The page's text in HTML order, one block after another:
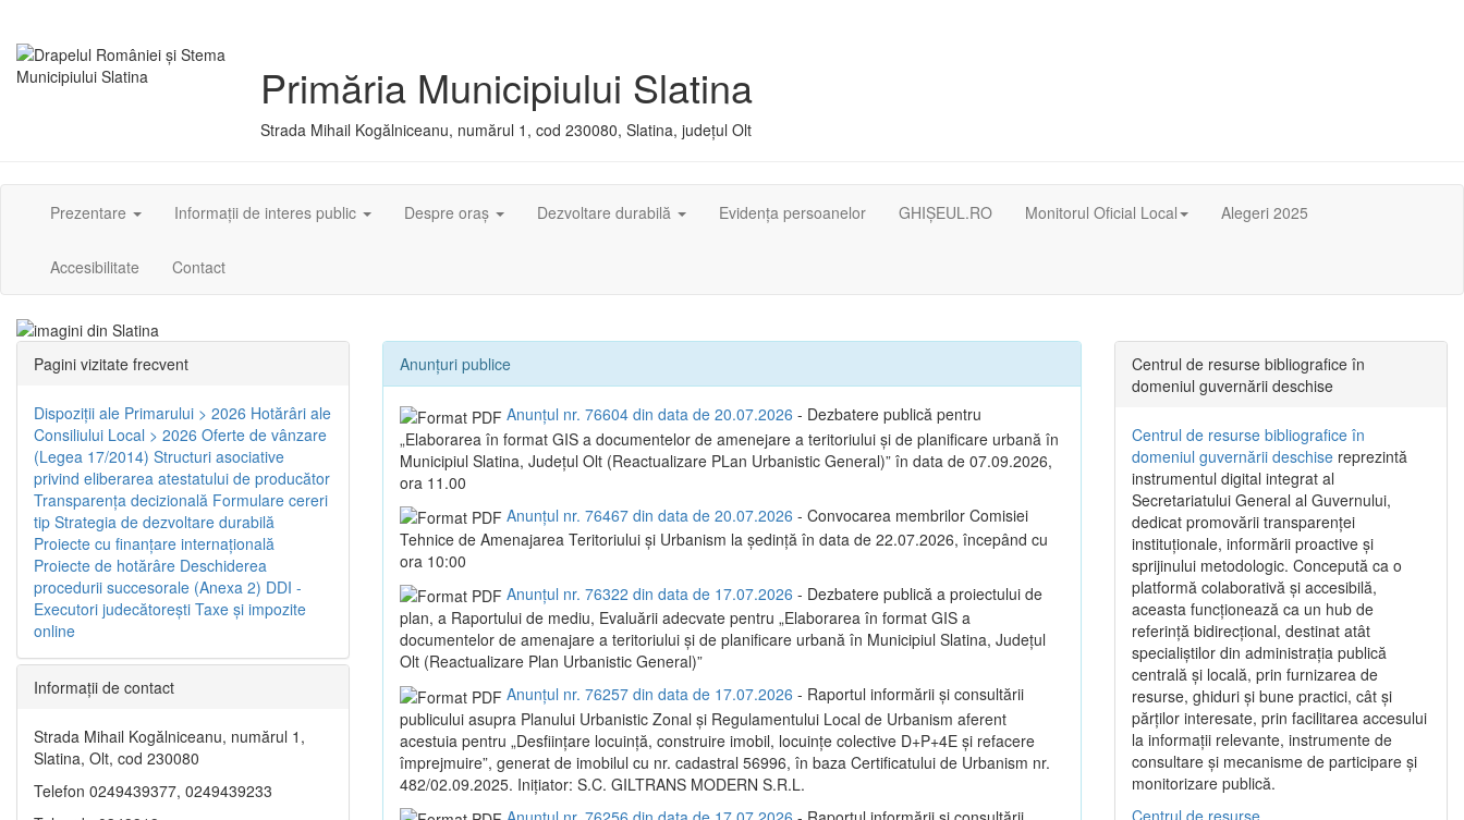
Primăria Municipiului Slatina
Strada Mihail Kogălniceanu, numărul 1, cod 230080, Slatina, județul Olt
Prezentare Informații de interes public Despre oraș Dezvoltare durabilă Evidența persoanelor GHIȘEUL.RO Monitorul Oficial Local Alegeri 2025
Accesibilitate Contact
Anunțuri publice
Anunțul nr. 76604 din data de 20.07.2026 - Dezbatere publică pentru
„Elaborarea în format GIS a documentelor de amenejare a teritoriului și de planificare urbană în
Municipiul Slatina, Județul Olt (Reactualizare PLan Urbanistic General)” în data de 07.09.2026,
ora 11.00
Anunțul nr. 76467 din data de 20.07.2026 - Convocarea membrilor Comisiei
Tehnice de Amenajarea Teritoriului și Urbanism la ședință în data de 22.07.2026, începând cu
ora 10:00
Anunțul nr. 76322 din data de 17.07.2026 - Dezbatere publică a proiectului de
plan, a Raportului de mediu, Evaluării adecvate pentru „Elaborarea în format GIS a
documentelor de amenajare a teritoriului și de planificare urbană în Municipiul Slatina, Județul
Olt (Reactualizare Plan Urbanistic General)”
Anunțul nr. 76257 din data de 17.07.2026 - Raportul informării și consultării
publicului asupra Planului Urbanistic Zonal și Regulamentului Local de Urbanism aferent
acestuia pentru „Desființare locuință, construire imobil, locuințe colective D+P+4E și refacere
împrejmuire”, generat de imobilul cu nr. cadastral 56996, în baza Certificatului de Urbanism nr.
482/02.09.2025. Inițiator: S.C. GILTRANS MODERN S.R.L.
Pagini vizitate frecvent
Dispoziţii ale Primarului > 2026 Hotărâri ale
Consiliului Local > 2026 Oferte de vânzare
(Legea 17/2014) Structuri asociative
privind eliberarea atestatului de producător
Transparenţa decizională Formulare cereri
tip Strategia de dezvoltare durabilă
Proiecte cu finanţare internaţională
Proiecte de hotărâre Deschiderea
procedurii succesorale (Anexa 2) DDI -
Executori judecătorești Taxe şi impozite
online
Informaţii de contact
Strada Mihail Kogălniceanu, numărul 1,
Slatina, Olt, cod 230080
Telefon 0249439377, 0249439233
Centrul de resurse bibliografice în
domeniul guvernării deschise
Centrul de resurse bibliografice în
domeniul guvernării deschise reprezintă
instrumentul digital integrat al
Secretariatului General al Guvernului,
dedicat promovării transparenței
instituționale, informării proactive și
sprijinului metodologic. Concepută ca o
platformă colaborativă și accesibilă,
aceasta funcționează ca un hub de
referință bidirecțional, destinat atât
specialiștilor din administrația publică
centrală și locală, prin furnizarea de
resurse, ghiduri și bune practici, cât și
părților interesate, prin facilitarea accesului
la informații relevante, instrumente de
consultare și mecanisme de participare și
monitorizare publică.